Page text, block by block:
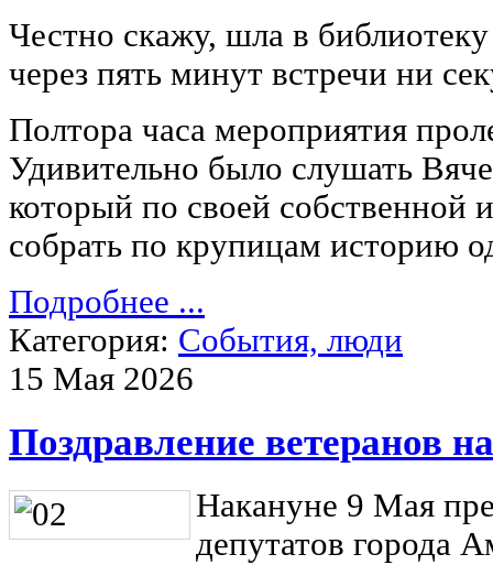
Честно скажу, шла в
через пять минут встречи ни
Полтора часа мероприятия
Удивительно было слушать
который по своей собственной
собрать по крупицам историю
Подробнее ...
Категория: События, люди
15 Мая 2026
Поздравление ветеранов
Накануне 9 Мая
депутатов города